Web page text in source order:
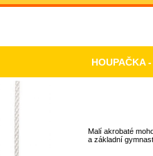
HOUPAČKA
Malí akrobaté
a základní